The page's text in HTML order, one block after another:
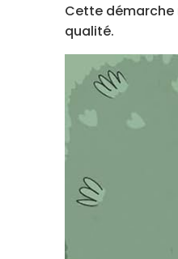
Cette démarche
qualité.